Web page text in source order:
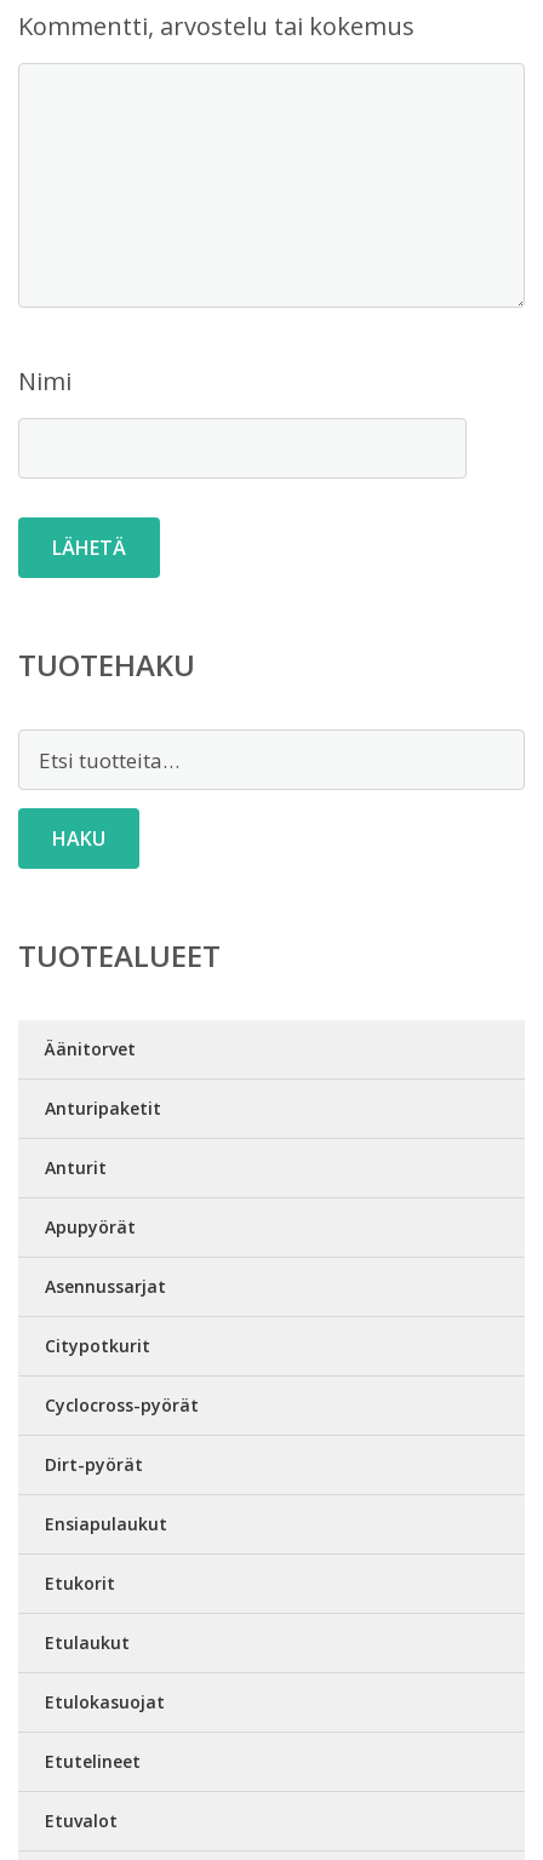
Kommentti, arvostelu tai kokemus
Nimi
TUOTEHAKU
HAKU
TUOTEALUEET
Äänitorvet
Anturipaketit
Anturit
Apupyörät
Asennussarjat
Citypotkurit
Cyclocross-pyörät
Dirt-pyörät
Ensiapulaukut
Etukorit
Etulaukut
Etulokasuojat
Etutelineet
Etuvalot